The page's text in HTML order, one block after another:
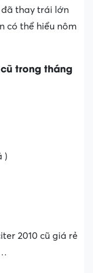
đã thay trái lớn
có thể hiểu nôm
trong tháng
)
2010 cũ giá rẻ